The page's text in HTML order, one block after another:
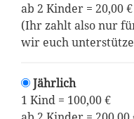
ab 2 Kinder = 20,00 €
(Ihr zahlt also nur
wir euch
Jährlich
1 Kind = 100,00 €